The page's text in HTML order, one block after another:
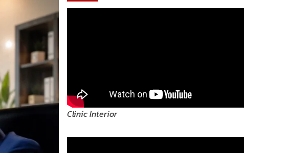
Clinic Interior